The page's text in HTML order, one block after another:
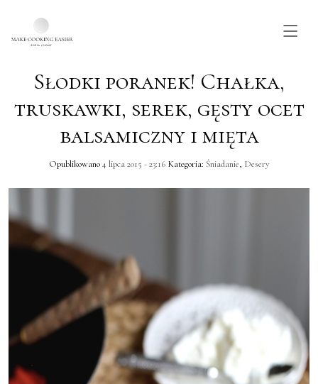
Skip to main content
Słodki poranek! Chałka,
truskawki, serek, gęsty ocet
balsamiczny i mięta
Opublikowano4 lipca 2015 - 23:16Kategoria: Śniadanie, Desery